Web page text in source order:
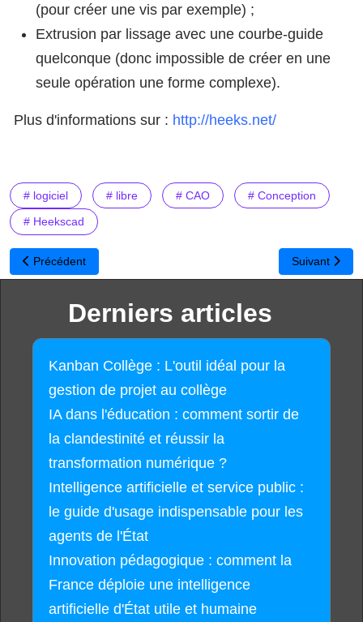
(pour créer une vis par exemple) ;
Extrusion par lissage avec une courbe-guide
quelconque (donc impossible de créer en une
seule opération une forme complexe).
Plus d'informations sur : http://heeks.net/
# logiciel # libre # CAO # Conception
# Heekscad
Article précédent : Sweet Home 3D passe en version 4.0
Précédent Article
Suivant
Derniers articles
Kanban Collège : L'outil idéal pour la
gestion de projet au collège
IA dans l'éducation : comment sortir de
la clandestinité et réussir la
transformation numérique ?
Intelligence artificielle et service public :
le guide d'usage indispensable pour les
agents de l'État
Innovation pédagogique : comment la
France déploie une intelligence
artificielle d'État utile et humaine